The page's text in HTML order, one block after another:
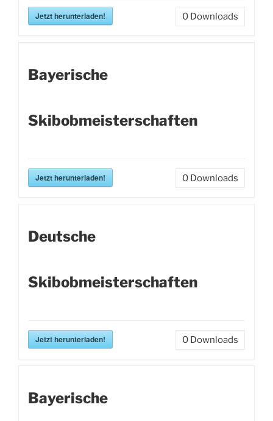
Jetzt herunterladen! 0 Downloads
Bayerische
Skibobmeisterschaften
Jetzt herunterladen! 0 Downloads
Deutsche
Skibobmeisterschaften
Jetzt herunterladen! 0 Downloads
Bayerische